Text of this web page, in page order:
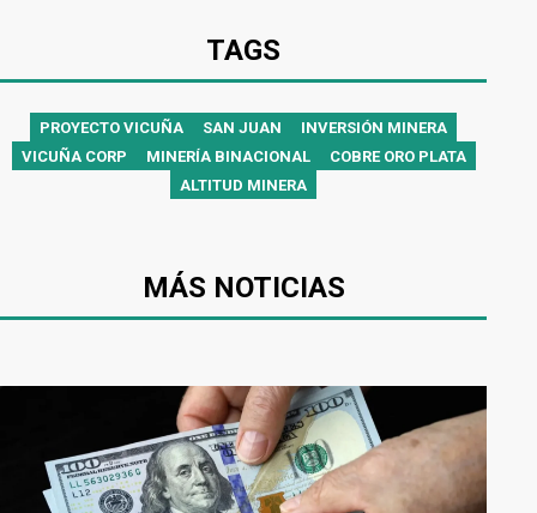
TAGS
PROYECTO VICUÑA SAN JUAN
INVERSIÓN MINERA
VICUÑA CORP
MINERÍA BINACIONAL
COBRE ORO PLATA
ALTITUD MINERA
MÁS NOTICIAS